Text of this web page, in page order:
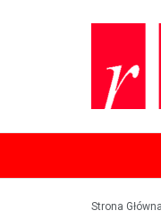
Strona Główna